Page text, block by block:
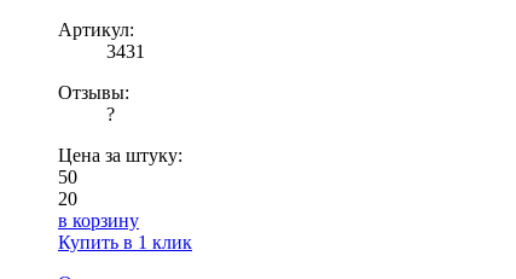
Артикул:
3431
Отзывы:
?
Цена за штуку:
50
20
в корзину
Купить в 1 клик